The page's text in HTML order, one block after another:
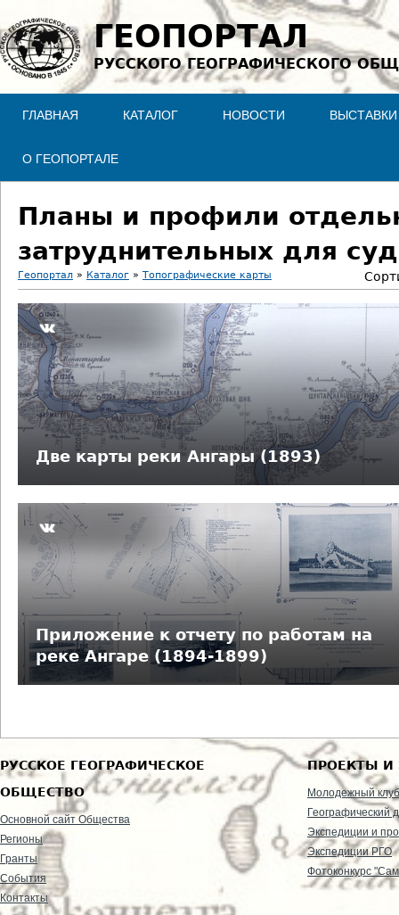
Jump to navigation
ГЕОПОРТАЛ
РУССКОГО ГЕОГРАФИЧЕСКОГО
ГЛАВНАЯ КАТАЛОГ НОВОСТИ ВЫСТАВКИ
О ГЕОПОРТАЛЕ
Планы и профили
затруднительных для
В
ы
з
д
ь
Геопортал » Каталог » Топографические карты
Две карты реки Ангары (1893)
Приложение к отчету по работам на
реке Ангаре (1894-1899)
РУССКОЕ ГЕОГРАФИЧЕСКОЕ
ОБЩЕСТВО
Основной сайт Общества
Регионы
Гранты
События
Контакты
ПРОЕКТЫ И
Молодежный клуб
Географический
Экспедиции и
Экспедиции РГО
Фотоконкурс